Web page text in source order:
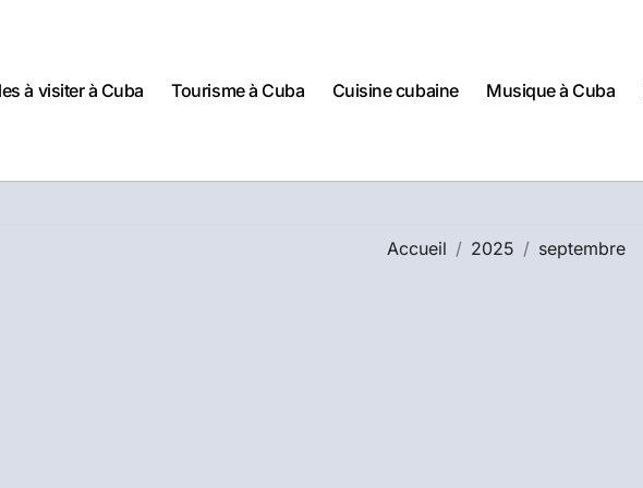
à visiter à Cuba
Tourisme à Cuba Cuisine cubaine Musique à Cuba
Accueil 2025 septembre